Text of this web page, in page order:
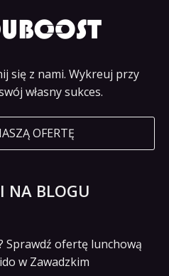
się z nami. Wykreuj przy
własny sukces.
OFERTĘ
NA BLOGU
Sprawdź ofertę lunchową
w Zawadzkim